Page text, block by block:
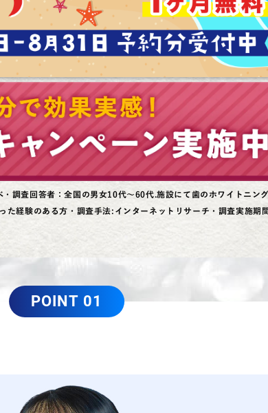
調査回答者：全国の男女10代～60代.施設にて歯のホワイトニング
た経験のある方・調査手法:インターネットリサーチ・調査実施期
POINT 01